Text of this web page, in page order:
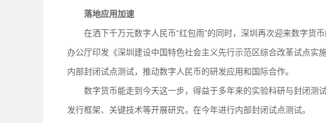
落地应用加速
在洒下千万元数字人民币“红包雨”的同时，深圳再次迎来数字货
办公厅印发《深圳建设中国特色社会主义先行示范区综合改革试点实
内部封闭试点测试，推动数字人民币的研发应用和国际合作。
数字货币能走到今天这一步，得益于多年来的实验科研与封闭测
发行框架、关键技术等开展研究，在今年进行内部封闭试点测试。